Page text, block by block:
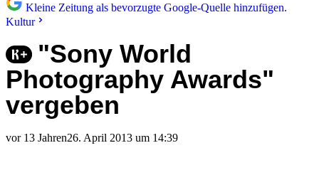
Kleine Zeitung als bevorzugte Google-Quelle hinzufügen.
Kultur
"Sony World
Photography Awards"
vergeben
vor 13 Jahren26. April 2013 um 14:39